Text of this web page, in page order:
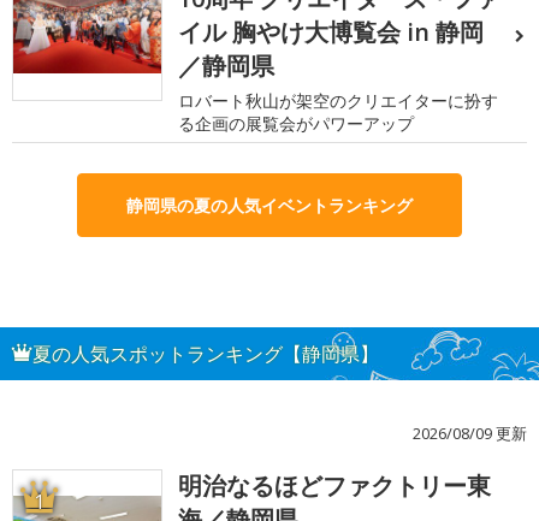
イル 胸やけ大博覧会 in 静岡
／静岡県
ロバート秋山が架空のクリエイターに扮す
る企画の展覧会がパワーアップ
静岡県の夏の人気イベントランキング
夏の人気スポットランキング【静岡県】
2026/08/09 更新
1
明治なるほどファクトリー東